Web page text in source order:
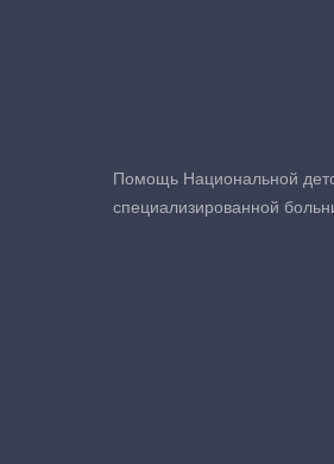
Помощь Национальной
специализированной